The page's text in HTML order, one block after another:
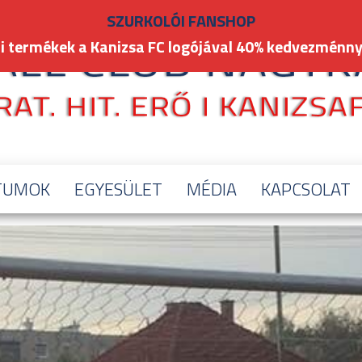
EGYESÜLET MÉDIA KAPCSOLAT
SZURKOLÓI FANSHOP
termékek a Kanizsa FC logójával 40%